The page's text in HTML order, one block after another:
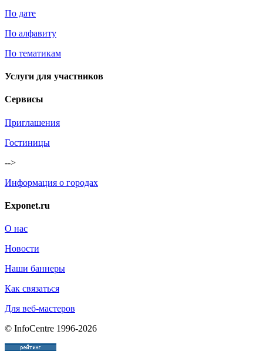
По дате
По алфавиту
По тематикам
Услуги для участников
Сервисы
Приглашения
Гостиницы
-->
Информация о городах
Exponet.ru
О нас
Новости
Наши баннеры
Как связаться
Для веб-мастеров
© InfoCentre 1996-2026